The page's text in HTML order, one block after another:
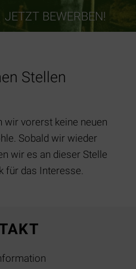
JETZT BEWERBEN!
Stellen
wir vorerst keine neuen
Sobald wir wieder
wir es an dieser Stelle
für das Interesse.